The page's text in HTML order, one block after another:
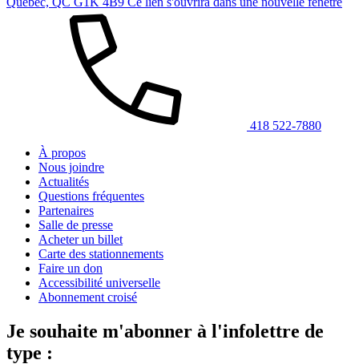
418 522-7880
À propos
Nous joindre
Actualités
Questions fréquentes
Partenaires
Salle de presse
Acheter un billet
Carte des stationnements
Faire un don
Accessibilité universelle
Abonnement croisé
Je souhaite m'abonner à l'infolettre de
type :